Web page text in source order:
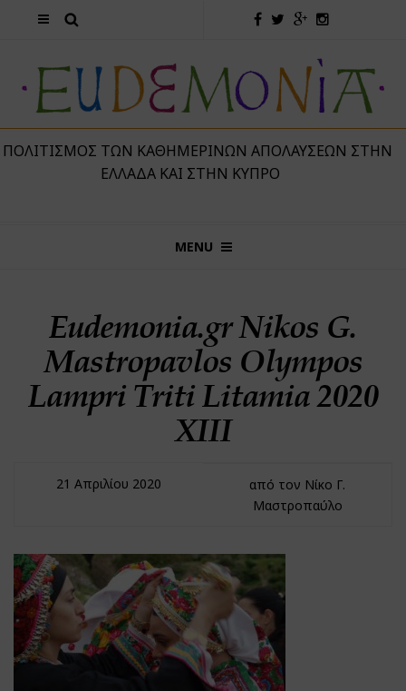
ΤΩΝ ΚΑΘΗΜΕΡΙΝΏΝ ΑΠΟΛΑΎΣΕΩΝ ΣΤΗΝ
ΕΛΛΆΔΑ ΚΑΙ ΣΤΗΝ ΚΎΠΡΟ
MENU
Eudemonia.gr Nikos G.
Mastropavlos Olympos
Lampri Triti Litamia 2020
XIII
21 Απριλίου 2020
από τον Νίκο Γ.
Μαστροπαύλο